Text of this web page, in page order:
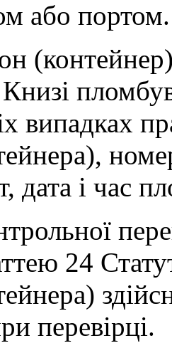
або портом.
Книзі
випадках
дата і час
24
перевірці.